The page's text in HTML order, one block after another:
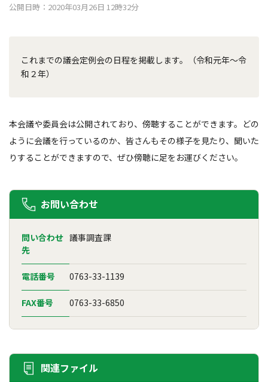
公開日時：2020年03月26日 12時32分
これまでの議会定例会の日程を掲載します。（令和元年～令
和２年）
本会議や委員会は公開されており、傍聴することができます。どの
ように会議を行っているのか、皆さんもその様子を見たり、聞いた
りすることができますので、ぜひ傍聴に足をお運びください。
お問い合わせ
問い合わせ
先
議事調査課
電話番号 0763-33-1139
FAX番号 0763-33-6850
関連ファイル